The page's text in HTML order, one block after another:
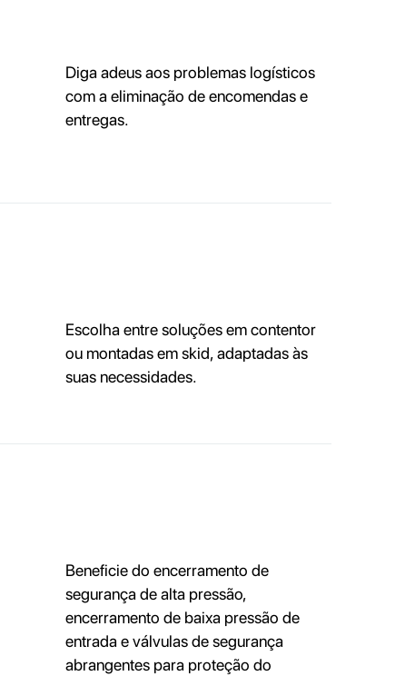
Diga adeus aos problemas logísticos
com a eliminação de encomendas e
entregas.
Escolha entre soluções em contentor
ou montadas em skid, adaptadas às
suas necessidades.
Beneficie do encerramento de
segurança de alta pressão,
encerramento de baixa pressão de
entrada e válvulas de segurança
abrangentes para proteção do